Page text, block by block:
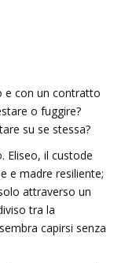
e con un contratto
o fuggire?
su se stessa?
Eliseo, il custode
e madre resiliente;
attraverso un
tra la
capirsi senza